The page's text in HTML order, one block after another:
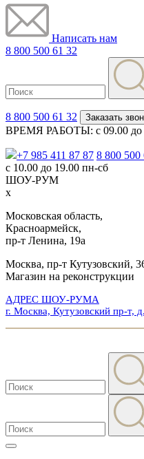
Написать нам
8 800 500 61 32
8 800 500 61 32 Заказать
ВРЕМЯ РАБОТЫ: с 09.00
+7 985 411 87 87 8 800 500
с 10.00 до 19.00 пн-сб
ШОУ-РУМ
x
Московская область,
Красноармейск,
пр-т Ленина, 19а
Москва, пр-т Кутузовский,
Магазин на реконструкции
АДРЕС ШОУ-РУМА
г. Москва, Кутузовский пр-т,